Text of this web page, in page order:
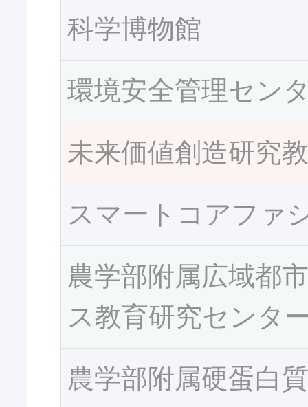
科学博物館
環境安全管理セン
未来価値創造研究
スマートコアファ
農学部附属広域都
ス教育研究センタ
農学部附属硬蛋白